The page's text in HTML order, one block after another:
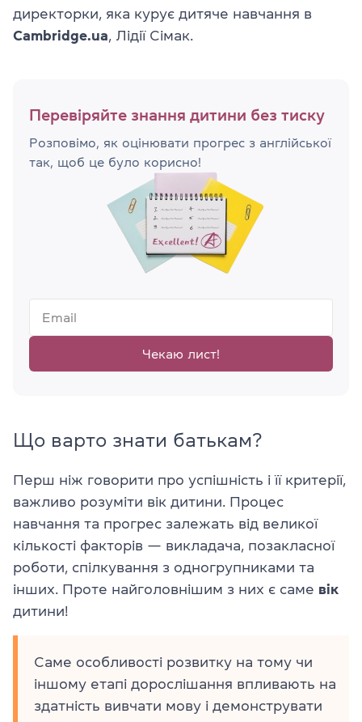
директорки, яка курує дитяче навчання в
Cambridge.ua , Лідії Сімак.
Перевіряйте знання дитини без тиску
Розповімо, як оцінювати прогрес з англійської
так, щоб це було корисно!
Чекаю лист!
Що варто знати батькам?
Перш ніж говорити про успішність і її критерії,
важливо розуміти вік дитини. Процес
навчання та прогрес залежать від великої
кількості факторів — викладача, позакласної
роботи, спілкування з одногрупниками та
інших. Проте найголовнішим з них є саме вік
дитини!
Саме особливості розвитку на тому чи
іншому етапі дорослішання впливають на
здатність вивчати мову і демонструвати